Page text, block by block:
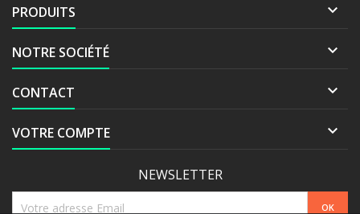
PRODUITS 
NOTRE SOCIÉTÉ 
CONTACT 
VOTRE COMPTE 
NEWSLETTER